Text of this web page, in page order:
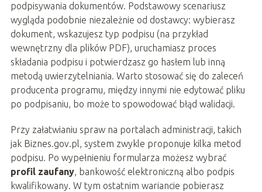
podpisywania dokumentów. Podstawowy scenariusz
wygląda podobnie niezależnie od dostawcy: wybierasz
dokument, wskazujesz typ podpisu (na przykład
wewnętrzny dla plików PDF), uruchamiasz proces
składania podpisu i potwierdzasz go hasłem lub inną
metodą uwierzytelniania. Warto stosować się do zaleceń
producenta programu, między innymi nie edytować pliku
po podpisaniu, bo może to spowodować błąd walidacji.
Przy załatwianiu spraw na portalach administracji, takich
jak Biznes.gov.pl, system zwykle proponuje kilka metod
podpisu. Po wypełnieniu formularza możesz wybrać
profil zaufany, bankowość elektroniczną albo podpis
kwalifikowany. W tym ostatnim wariancie pobierasz